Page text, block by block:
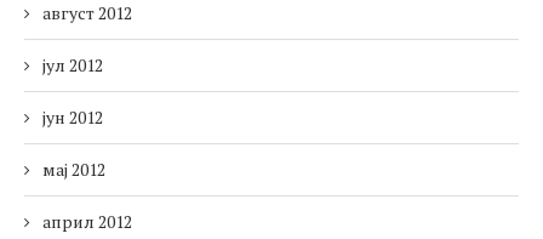
август 2012
јул 2012
јун 2012
мај 2012
април 2012